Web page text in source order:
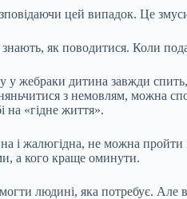
цей випадок. Це
як поводитися. Коли
у жебраки дитина завжди
з немовлям, можна
на «гідне життя».
і жалюгідна, не можна
а кого краще оминути.
людині, яка потребує. Але